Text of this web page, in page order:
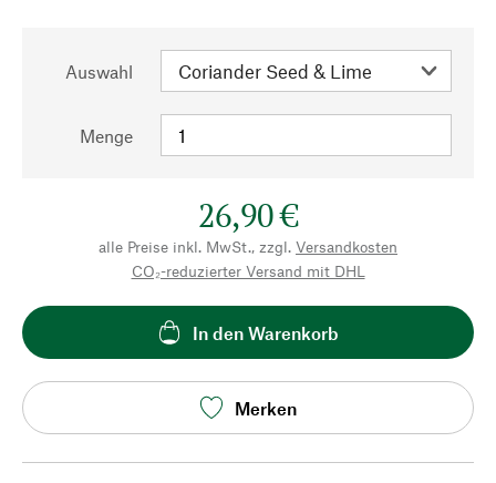
Auswahl
Menge
26,90 €
alle Preise inkl. MwSt., zzgl. Versandkosten
CO₂-reduzierter Versand mit DHL
In den Warenkorb
Merken